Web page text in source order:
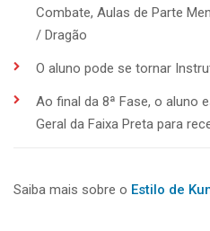
Combate, Aulas de Parte
/ Dragão
O aluno pode se tornar
Ao final da 8ª Fase, o aluno
Geral da Faixa Preta para
Saiba mais sobre o Estilo de